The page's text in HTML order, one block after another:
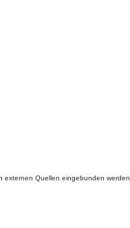
externen Quellen eingebunden